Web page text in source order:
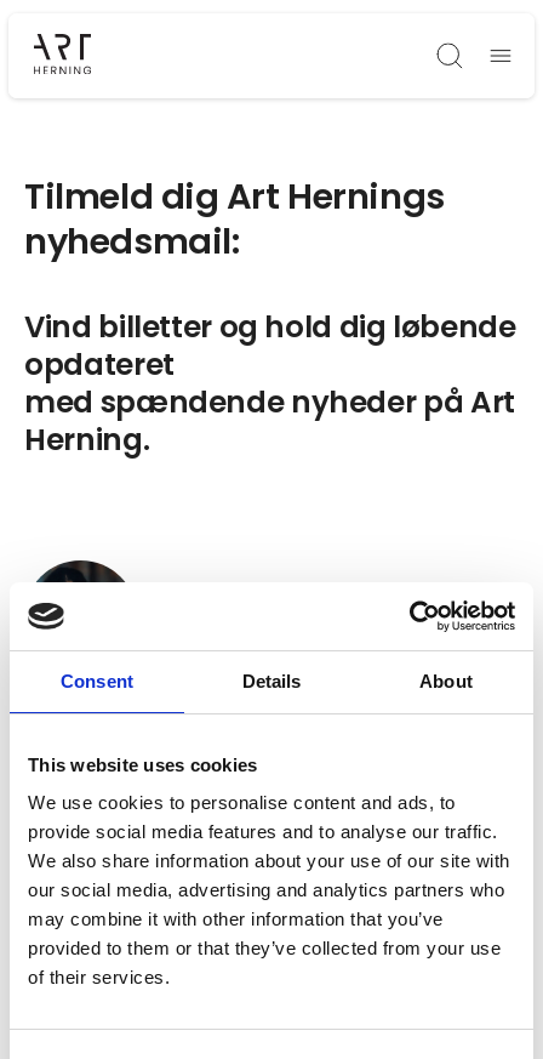
Consent Details About
This website uses cookies
We use cookies to personalise content and ads, to
provide social media features and to analyse our traffic.
We also share information about your use of our site with
our social media, advertising and analytics partners who
may combine it with other information that you’ve
provided to them or that they’ve collected from your use
of their services.
Søg
Tilmeld dig Art Hernings
nyhedsmail:
Vind billetter og hold dig løbende
opdateret
med spændende nyheder på Art
Herning.
Vores nyhedsmails bringer dig informationer om, hvad du
spændende nyheder og nye tiltag.
Udfyld tilmeldingsformularingen og glæd dig til, at
nyhederne lander i din indbakke.
OBS: Ved visning af formularen accepterer du automatisk